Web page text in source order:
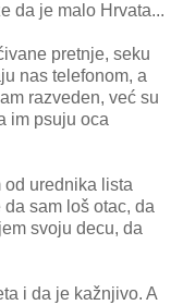
da je malo Hrvata...
pretnje, seku
nas telefonom, a
razveden, već su
im psuju oca
od urednika lista
sam loš otac, da
svoju decu, da
i da je kažnjivo. A